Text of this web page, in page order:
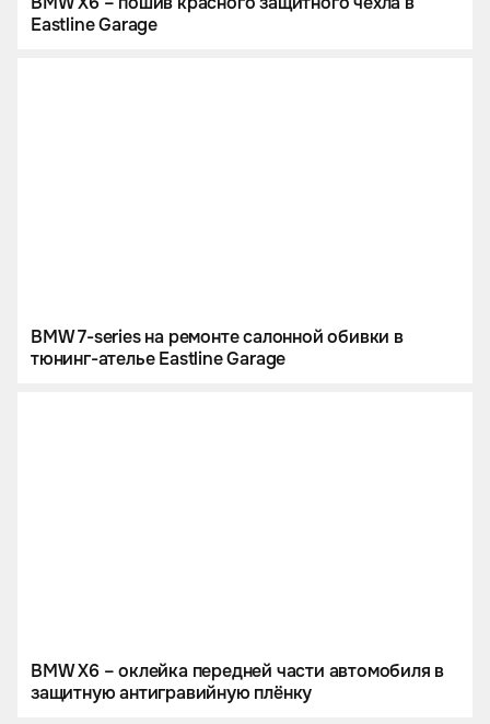
Eastline Garage
BMW 7-series на ремонте салонной обивки в
тюнинг-ателье Eastline Garage
BMW X6 – оклейка передней части автомобиля в
защитную антигравийную плёнку